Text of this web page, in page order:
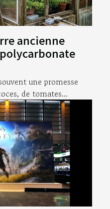
ancienne
une promesse
de tomates...